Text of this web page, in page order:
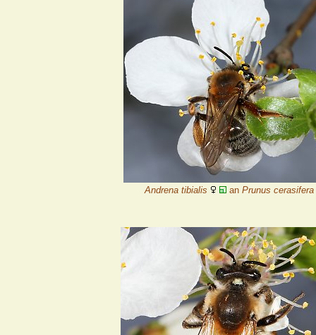
Andrena tibialis an Prunus cerasifera